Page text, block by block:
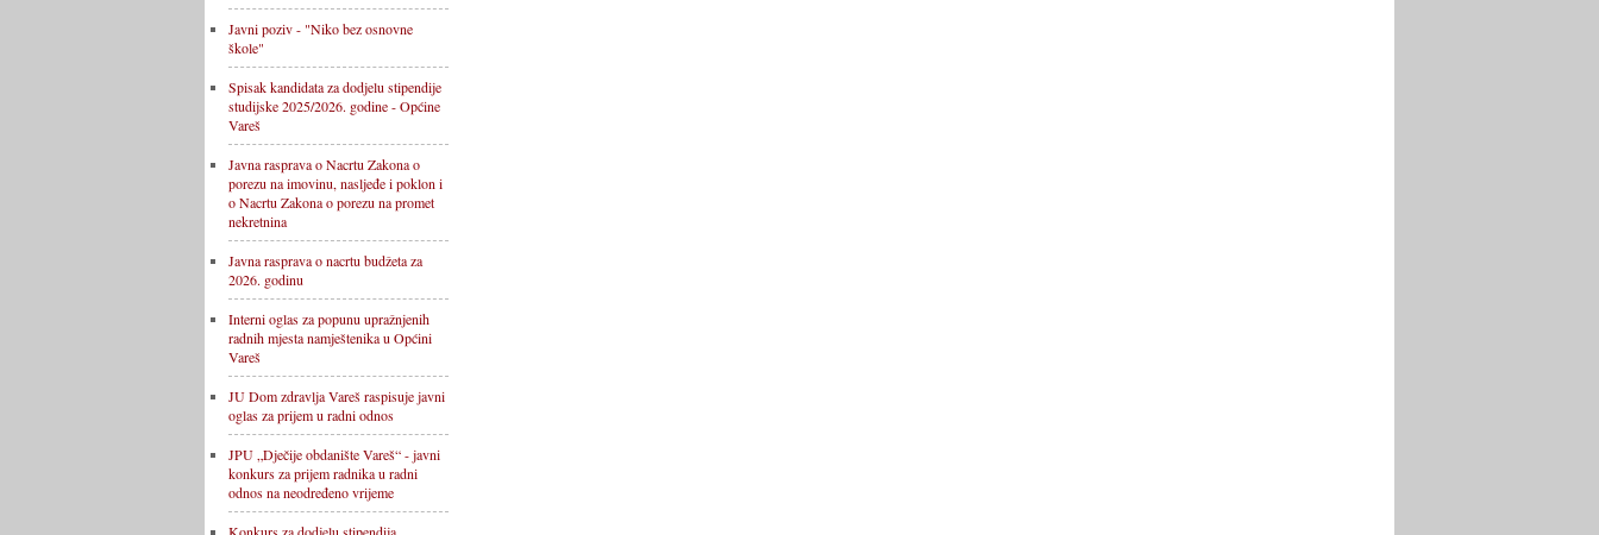
Javni poziv - "Niko bez osnovne
škole"
Spisak kandidata za dodjelu stipendije
studijske 2025/2026. godine - Općine
Vareš
Javna rasprava o Nacrtu Zakona o
porezu na imovinu, nasljeđe i poklon i
o Nacrtu Zakona o porezu na promet
nekretnina
Javna rasprava o nacrtu budžeta za
2026. godinu
Interni oglas za popunu upražnjenih
radnih mjesta namještenika u Općini
Vareš
JU Dom zdravlja Vareš raspisuje javni
oglas za prijem u radni odnos
JPU „Dječije obdanište Vareš“ - javni
konkurs za prijem radnika u radni
odnos na neodređeno vrijeme